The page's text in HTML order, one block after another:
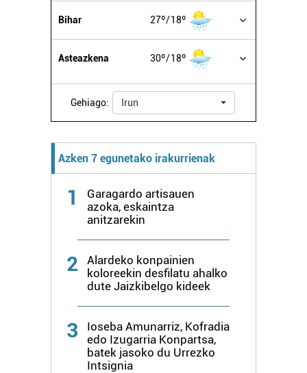
Bihar 27º 18º
Asteazkena 30º 18º
Gehiago: Irun
Azken 7 egunetako irakurrienak
1
Garagardo artisauen
azoka, eskaintza
anitzarekin
2
Alardeko konpainien
koloreekin desfilatu ahalko
dute Jaizkibelgo kideek
3
Ioseba Amunarriz, Kofradia
edo Izugarria Konpartsa,
batek jasoko du Urrezko
Intsignia